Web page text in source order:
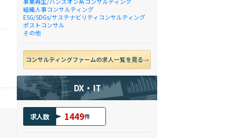
組織人事コンサルティング
ESG/SDGs/サステナビリティコンサルティング
ポストコンサル
その他
コンサルティングファームの求人一覧を見る
DX・IT
求人数 1449件